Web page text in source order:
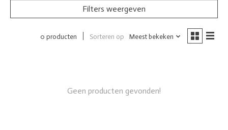
Filters weergeven
0 producten Sorteren op Meest bekeken
Geen producten gevonden!